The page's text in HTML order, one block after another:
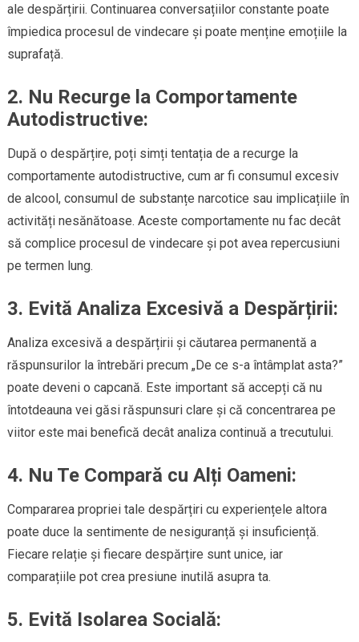
ale despărțirii. Continuarea conversațiilor constante poate
împiedica procesul de vindecare și poate menține emoțiile la
suprafață.
2. Nu Recurge la Comportamente
Autodistructive:
După o despărțire, poți simți tentația de a recurge la
comportamente autodistructive, cum ar fi consumul excesiv
de alcool, consumul de substanțe narcotice sau implicațiile în
activități nesănătoase. Aceste comportamente nu fac decât
să complice procesul de vindecare și pot avea repercusiuni
pe termen lung.
3. Evită Analiza Excesivă a Despărțirii:
Analiza excesivă a despărțirii și căutarea permanentă a
răspunsurilor la întrebări precum „De ce s-a întâmplat asta?”
poate deveni o capcană. Este important să accepți că nu
întotdeauna vei găsi răspunsuri clare și că concentrarea pe
viitor este mai benefică decât analiza continuă a trecutului.
4. Nu Te Compară cu Alți Oameni:
Compararea propriei tale despărțiri cu experiențele altora
poate duce la sentimente de nesiguranță și insuficiență.
Fiecare relație și fiecare despărțire sunt unice, iar
comparațiile pot crea presiune inutilă asupra ta.
5. Evită Isolarea Socială: